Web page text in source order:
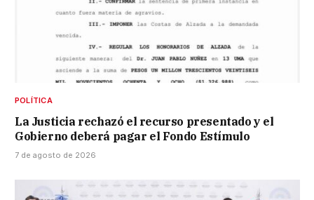
POLÍTICA
La Justicia rechazó el recurso presentado y el
Gobierno deberá pagar el Fondo Estímulo
7 de agosto de 2026